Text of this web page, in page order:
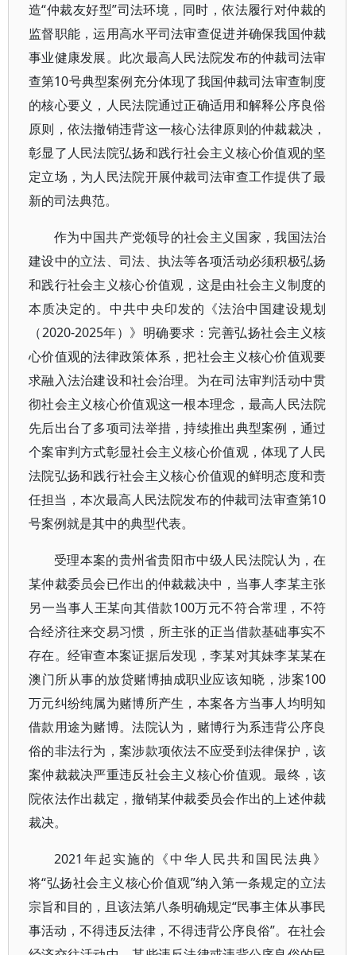
造“仲裁友好型”司法环境，同时，依法履行对仲裁的
监督职能，运用高水平司法审查促进并确保我国仲裁
事业健康发展。此次最高人民法院发布的仲裁司法审
查第10号典型案例充分体现了我国仲裁司法审查制度
的核心要义，人民法院通过正确适用和解释公序良俗
原则，依法撤销违背这一核心法律原则的仲裁裁决，
彰显了人民法院弘扬和践行社会主义核心价值观的坚
定立场，为人民法院开展仲裁司法审查工作提供了最
新的司法典范。
作为中国共产党领导的社会主义国家，我国法治
建设中的立法、司法、执法等各项活动必须积极弘扬
和践行社会主义核心价值观，这是由社会主义制度的
本质决定的。中共中央印发的《法治中国建设规划
（2020-2025年）》明确要求：完善弘扬社会主义核
心价值观的法律政策体系，把社会主义核心价值观要
求融入法治建设和社会治理。为在司法审判活动中贯
彻社会主义核心价值观这一根本理念，最高人民法院
先后出台了多项司法举措，持续推出典型案例，通过
个案审判方式彰显社会主义核心价值观，体现了人民
法院弘扬和践行社会主义核心价值观的鲜明态度和责
任担当，本次最高人民法院发布的仲裁司法审查第10
号案例就是其中的典型代表。
受理本案的贵州省贵阳市中级人民法院认为，在
某仲裁委员会已作出的仲裁裁决中，当事人李某主张
另一当事人王某向其借款100万元不符合常理，不符
合经济往来交易习惯，所主张的正当借款基础事实不
存在。经审查本案证据后发现，李某对其妹李某某在
澳门所从事的放贷赌博抽成职业应该知晓，涉案100
万元纠纷纯属为赌博所产生，本案各方当事人均明知
借款用途为赌博。法院认为，赌博行为系违背公序良
俗的非法行为，案涉款项依法不应受到法律保护，该
案仲裁裁决严重违反社会主义核心价值观。最终，该
院依法作出裁定，撤销某仲裁委员会作出的上述仲裁
裁决。
2021年起实施的《中华人民共和国民法典》
将“弘扬社会主义核心价值观”纳入第一条规定的立法
宗旨和目的，且该法第八条明确规定“民事主体从事民
事活动，不得违反法律，不得违背公序良俗”。在社会